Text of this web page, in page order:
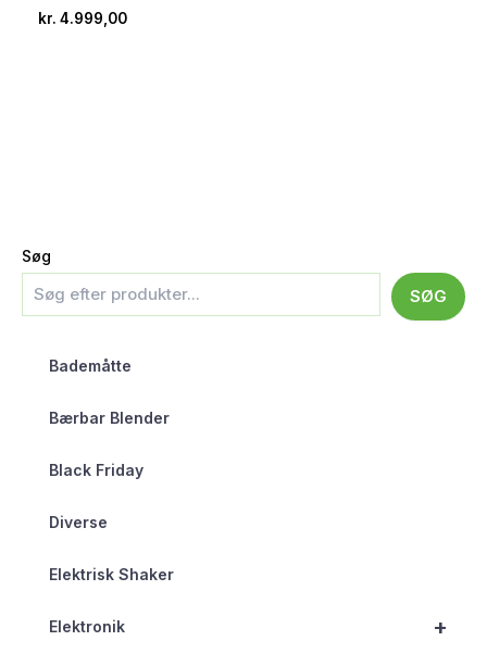
Søg
SØG
Bademåtte
Bærbar Blender
Black Friday
Diverse
Elektrisk Shaker
+
Elektronik
kr. 4.999,00